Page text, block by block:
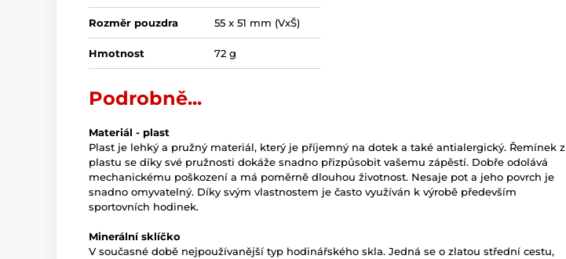
Rozměr pouzdra 55 x 51 mm (VxŠ)
Hmotnost 72 g
Podrobně...
Materiál - plast
Plast je lehký a pružný materiál, který je příjemný na dotek a také antialergický. Řemínek z
plastu se díky své pružnosti dokáže snadno přizpůsobit vašemu zápěstí. Dobře odolává
mechanickému poškození a má poměrně dlouhou životnost. Nesaje pot a jeho povrch je
snadno omyvatelný. Díky svým vlastnostem je často využíván k výrobě především
sportovních hodinek.
Minerální sklíčko
V současné době nejpoužívanější typ hodinářského skla. Jedná se o zlatou střední cestu,